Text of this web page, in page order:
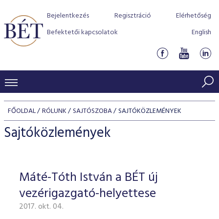
Bejelentkezés Regisztráció
Elérhetőség
Befektetői kapcsolatok
English
KERESKEDÉSI ADATOK
INDEXEK
Jelzáloglevél indexek
Vállalati kötvény indexek
Azonnali Piac
Részvények
Származékos piac
BEFEKTETŐK
Részvény szekció
Hitelpapír szekció
BÉT szabályzatok
Befektetővédelem
Alkalmazott díjstruktúra
Elszámolás
Részvény és vállalati kötvény tőzsdei bevezetését
program
BÉT Xtend - Részvénypiac egyszerűen
TŐZSDETAGOK
Tőzsdetagok, üzletkötők
VENDOROK
FŐOLDAL RÓLUNK SAJTÓSZOBA SAJTÓKÖZLEMÉNYEK
Sajtóközlemények
Máté-Tóth István a BÉT új
vezérigazgató-helyettese
2017. okt. 04.